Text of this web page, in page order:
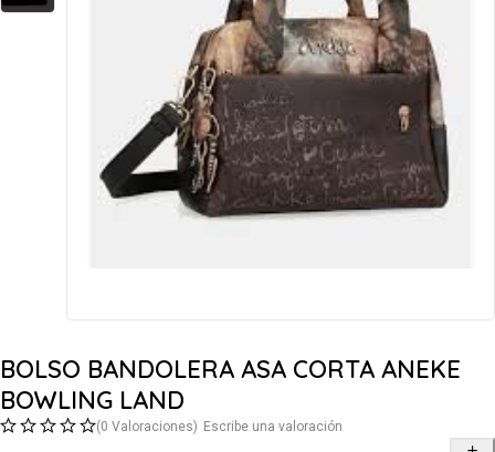
BOLSO BANDOLERA ASA CORTA ANEKE
BOWLING LAND
(0 Valoraciones) Escribe una valoración